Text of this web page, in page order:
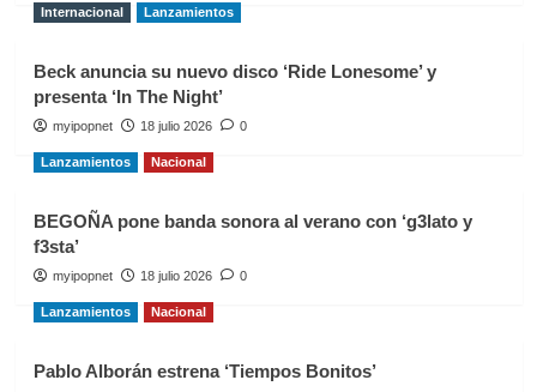
Internacional Lanzamientos
Beck anuncia su nuevo disco ‘Ride Lonesome’ y
presenta ‘In The Night’
myipopnet 18 julio 2026 0
Lanzamientos Nacional
BEGOÑA pone banda sonora al verano con ‘g3lato y
f3sta’
myipopnet 18 julio 2026 0
Lanzamientos Nacional
Pablo Alborán estrena ‘Tiempos Bonitos’